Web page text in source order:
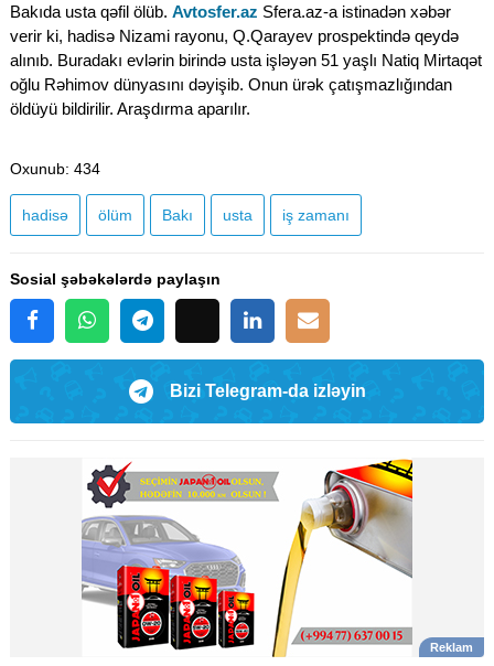
Bakıda usta qəfil ölüb. Avtosfer.az Sfera.az-a istinadən xəbər
verir ki, hadisə Nizami rayonu, Q.Qarayev prospektində qeydə
alınıb. Buradakı evlərin birində usta işləyən 51 yaşlı Natiq Mirtaqət
oğlu Rəhimov dünyasını dəyişib. Onun ürək çatışmazlığından
öldüyü bildirilir. Araşdırma aparılır.
Oxunub: 434
hadisə ölüm Bakı usta iş zamanı
Sosial şəbəkələrdə paylaşın
Bizi Telegram-da izləyin